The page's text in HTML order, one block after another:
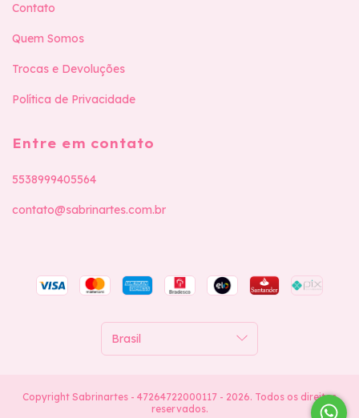
Contato
Quem Somos
Trocas e Devoluções
Política de Privacidade
Entre em contato
5538999405564
contato@sabrinartes.com.br
Copyright Sabrinartes - 47264722000117 - 2026. Todos os direitos
reservados.